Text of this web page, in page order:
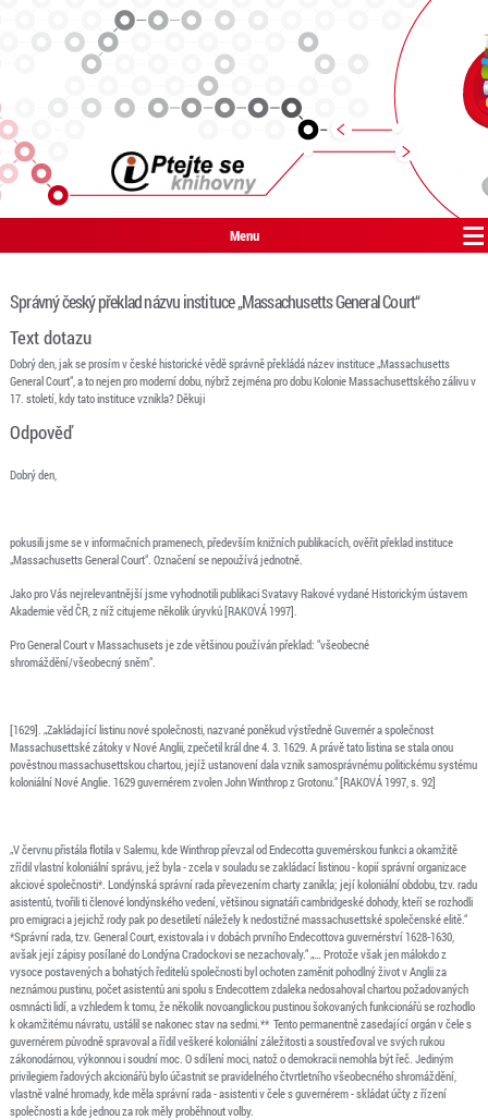
Menu
Správný český překlad názvu instituce „Massachusetts General Court“
Text dotazu
Dobrý den, jak se prosím v české historické vědě správně překládá název instituce „Massachusetts
General Court“, a to nejen pro moderní dobu, nýbrž zejména pro dobu Kolonie Massachusettského zálivu v
17. století, kdy tato instituce vznikla? Děkuji
Odpověď
Dobrý den,
pokusili jsme se v informačních pramenech, především knižních publikacích, ověřit překlad instituce
„Massachusetts General Court“. Označení se nepoužívá jednotně.
Jako pro Vás nejrelevantnější jsme vyhodnotili publikaci Svatavy Rakové vydané Historickým ústavem
Akademie věd ČR, z níž citujeme několik úryvků [RAKOVÁ 1997].
Pro General Court v Massachusets je zde většinou používán překlad: “všeobecné
shromáždění/všeobecný sněm“.
[1629]. „Zakládající listinu nové společnosti, nazvané poněkud výstředně Guvernér a společnost
Massachusettské zátoky v Nové Anglii, zpečetil král dne 4. 3. 1629. A právě tato listina se stala onou
pověstnou massachusettskou chartou, jejíž ustanovení dala vznik samosprávnému politickému systému
koloniální Nové Anglie. 1629 guvernérem zvolen John Winthrop z Grotonu.“ [RAKOVÁ 1997, s. 92]
„V červnu přistála flotila v Salemu, kde Winthrop převzal od Endecotta guvemérskou funkci a okamžitě
zřídil vlastní koloniální správu, jež byla - zcela v souladu se zakládací listinou - kopií správní organizace
akciové společnosti*. Londýnská správní rada převezením charty zanikla; její koloniální obdobu, tzv. radu
asistentů, tvořili ti členové londýnského vedení, většinou signatáři cambridgeské dohody, kteří se rozhodli
pro emigraci a jejichž rody pak po desetiletí náležely k nedostižné massachusettské společenské elitě.“
*Správní rada, tzv. General Court, existovala i v dobách prvního Endecottova guvernérství 1628-1630,
avšak její zápisy posílané do Londýna Cradockovi se nezachovaly.“ „… Protože však jen málokdo z
vysoce postavených a bohatých ředitelů společnosti byl ochoten zaměnit pohodlný život v Anglii za
neznámou pustinu, počet asistentů ani spolu s Endecottem zdaleka nedosahoval chartou požadovaných
osmnácti lidí, a vzhledem k tomu, že několik novoanglickou pustinou šokovaných funkcionářů se rozhodlo
k okamžitému návratu, ustálil se nakonec stav na sedmi.** Tento permanentně zasedající orgán v čele s
guvernérem původně spravoval a řídil veškeré koloniální záležitosti a soustřeďoval ve svých rukou
zákonodárnou, výkonnou i soudní moc. O sdílení moci, natož o demokracii nemohla být řeč. Jediným
privilegiem řadových akcionářů bylo účastnit se pravidelného čtvrtletního všeobecného shromáždění,
vlastně valné hromady, kde měla správní rada - asistenti v čele s guvernérem - skládat účty z řízení
společnosti a kde jednou za rok měly proběhnout volby.